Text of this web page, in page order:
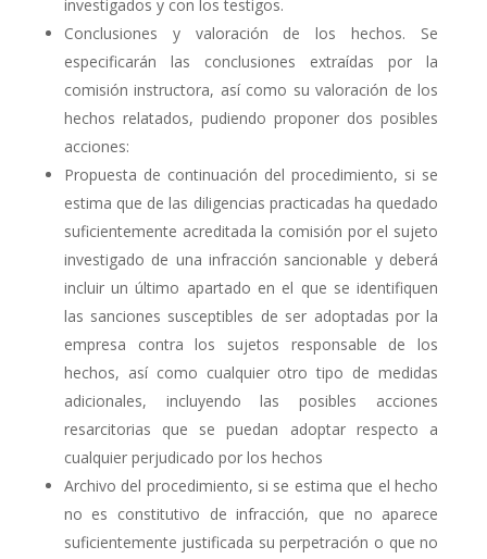
investigados y con los testigos.
Conclusiones y valoración de los hechos. Se
especificarán las conclusiones extraídas por la
comisión instructora, así como su valoración de los
hechos relatados, pudiendo proponer dos posibles
acciones:
Propuesta de continuación del procedimiento, si se
estima que de las diligencias practicadas ha quedado
suficientemente acreditada la comisión por el sujeto
investigado de una infracción sancionable y deberá
incluir un último apartado en el que se identifiquen
las sanciones susceptibles de ser adoptadas por la
empresa contra los sujetos responsable de los
hechos, así como cualquier otro tipo de medidas
adicionales, incluyendo las posibles acciones
resarcitorias que se puedan adoptar respecto a
cualquier perjudicado por los hechos
Archivo del procedimiento, si se estima que el hecho
no es constitutivo de infracción, que no aparece
suficientemente justificada su perpetración o que no